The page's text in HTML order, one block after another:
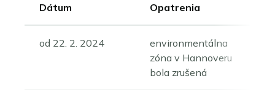
Dátum Opatrenia
od 22. 2. 2024
environmentálna
zóna v Hannoveru
bola zrušená